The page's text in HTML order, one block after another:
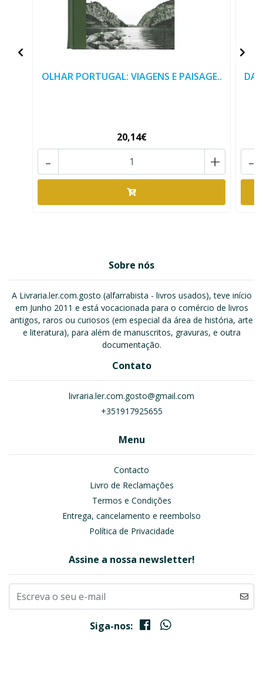
OLHAR PORTUGAL: VIAGENS E PAISAGE..
20,14€
+
- -
Sobre nós
A Livraria.ler.com.gosto (alfarrabista - livros usados), teve início
em Junho 2011 e está vocacionada para o comércio de livros
antigos, raros ou curiosos (em especial da área de história, arte
e literatura), para além de manuscritos, gravuras, e outra
documentação.
Contato
livraria.ler.com.gosto@gmail.com
+351917925655
Menu
Contacto
Livro de Reclamações
Termos e Condições
Entrega, cancelamento e reembolso
Política de Privacidade
Assine a nossa newsletter!
Siga-nos: